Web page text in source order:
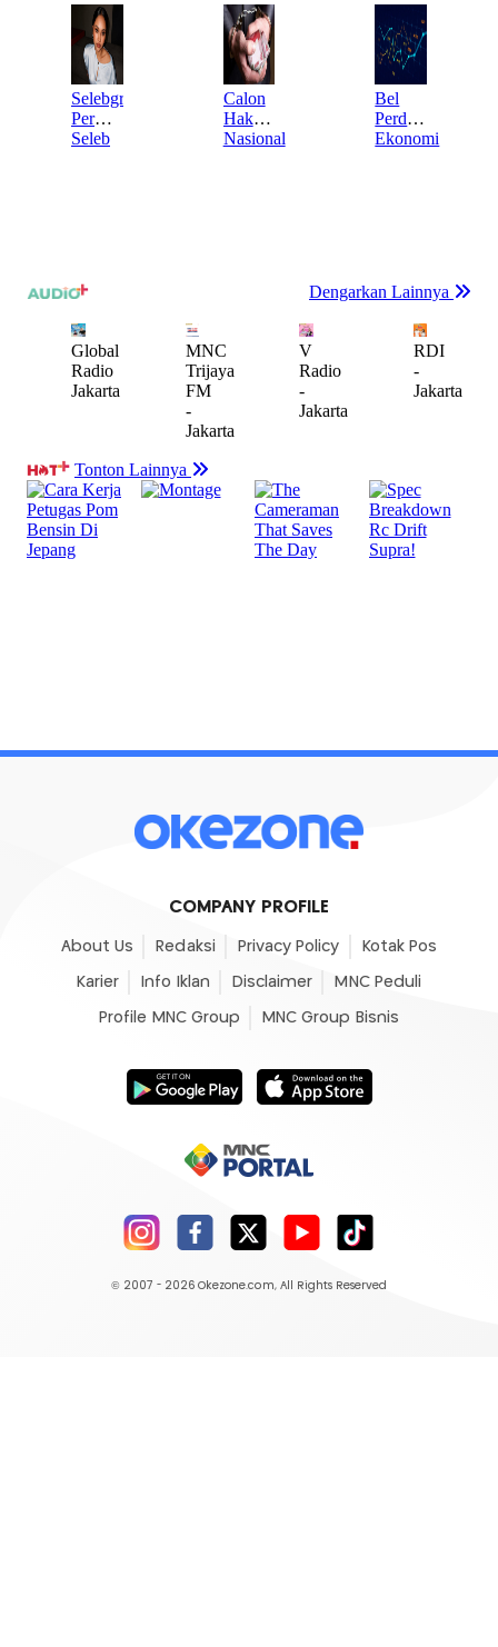
COMPANY PROFILE
About Us Redaksi Privacy Policy Kotak Pos
Karier Info Iklan Disclaimer MNC Peduli
Profile MNC Group MNC Group Bisnis
© 2007 - 2026 Okezone.com, All Rights Reserved